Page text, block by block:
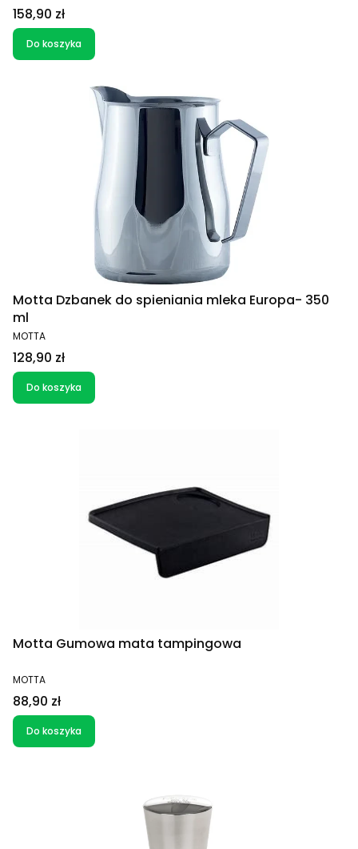
Cena
158,90 zł
Do koszyka
Motta Dzbanek do spieniania mleka Europa- 350
ml
PRODUCENT
MOTTA
Cena
128,90 zł
Do koszyka
Motta Gumowa mata tampingowa
PRODUCENT
MOTTA
Cena
88,90 zł
Do koszyka